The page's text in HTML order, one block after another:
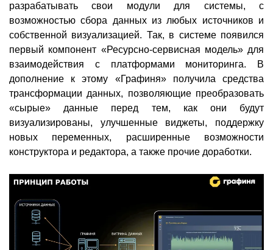
разрабатывать свои модули для системы, с
возможностью сбора данных из любых источников и
собственной визуализацией. Так, в системе появился
первый компонент «Ресурсно-сервисная модель» для
взаимодействия с платформами мониторинга. В
дополнение к этому «Графиня» получила средства
трансформации данных, позволяющие преобразовать
«сырые» данные перед тем, как они будут
визуализированы, улучшенные виджеты, поддержку
новых переменных, расширенные возможности
конструктора и редактора, а также прочие доработки.